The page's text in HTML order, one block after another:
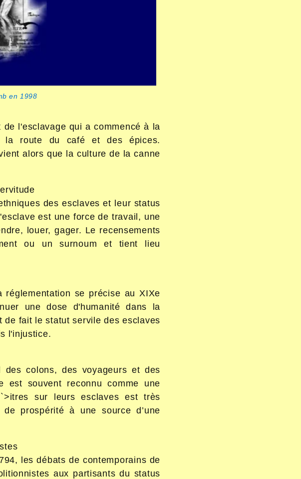
en 1998
l'esclavage qui a commencé à la
la route du café et des épices.
alors que la culture de la canne
des esclaves et leur status
est une force de travail, une
louer, gager. Le recensements
ou un surnoum et tient lieu
se précise au XIXe
une dose d'humanité dans la
de fait le statut servile des esclaves
l'injustice.
colons, des voyageurs et des
est souvent reconnu comme une
sur leurs esclaves est très
prospérité à une source d’une
les débats de contemporains de
aux partisants du status